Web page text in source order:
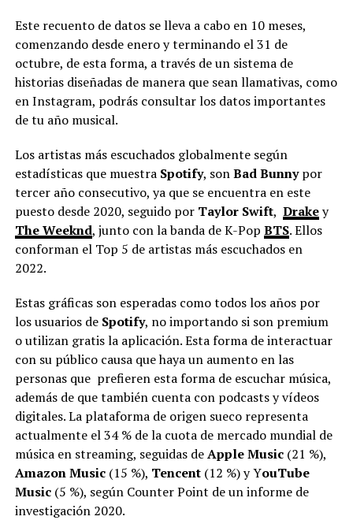
Este recuento de datos se lleva a cabo en 10 meses,
comenzando desde enero y terminando el 31 de
octubre, de esta forma, a través de un sistema de
historias diseñadas de manera que sean llamativas, como
en Instagram, podrás consultar los datos importantes
de tu año musical.
Los artistas más escuchados globalmente según
estadísticas que muestra Spotify, sonBad Bunnypor
tercer año consecutivo, ya que se encuentra en este
puesto desde 2020, seguido por Taylor Swift, Drakey
The Weeknd, junto con la banda de K-Pop BTS. Ellos
conforman el Top 5 de artistas más escuchados en
2022.
Estas gráficas son esperadas como todos los años por
los usuarios de Spotify, no importando si son premium
o utilizan gratis la aplicación. Esta forma de interactuar
con su público causa que haya un aumento en las
personas que prefieren esta forma de escuchar música,
además de que también cuenta con podcasts y vídeos
digitales. La plataforma de origen sueco representa
actualmente el 34 % de la cuota de mercado mundial de
música en streaming, seguidas deApple Music(21 %),
Amazon Music(15 %), Tencent(12 %) y YouTube
Music(5 %), según Counter Point de un informe de
investigación 2020.